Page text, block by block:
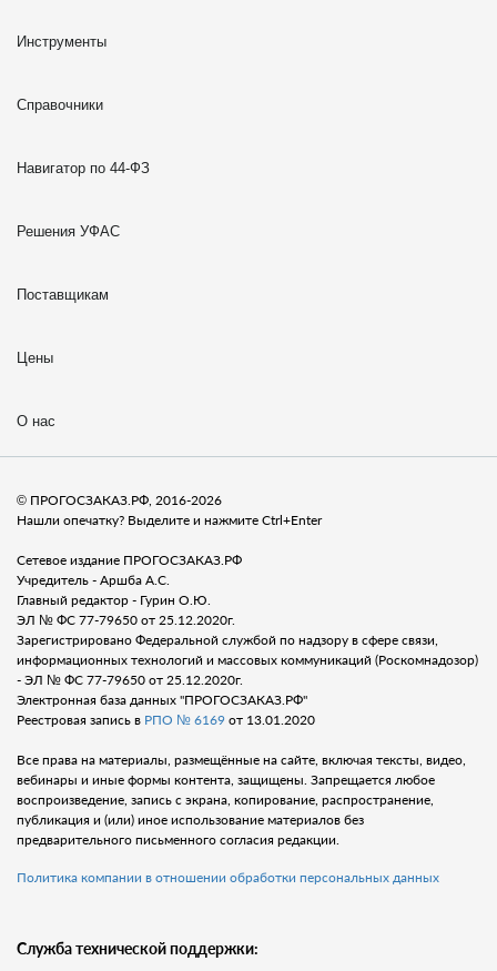
Инструменты
Справочники
Навигатор по 44-ФЗ
Решения УФАС
Поставщикам
Цены
О нас
© ПРОГОСЗАКАЗ.РФ, 2016-2026
Нашли опечатку? Выделите и нажмите Ctrl+Enter
Сетевое издание ПРОГОСЗАКАЗ.РФ
Учредитель - Аршба А.С.
Главный редактор - Гурин О.Ю.
ЭЛ № ФС 77-79650 от 25.12.2020г.
Зарегистрировано Федеральной службой по надзору в сфере связи,
информационных технологий и массовых коммуникаций (Роскомнадозор)
- ЭЛ № ФС 77-79650 от 25.12.2020г.
Электронная база данных "ПРОГОСЗАКАЗ.РФ"
Реестровая запись в РПО № 6169 от 13.01.2020
Все права на материалы, размещённые на сайте, включая тексты, видео,
вебинары и иные формы контента, защищены. Запрещается любое
воспроизведение, запись с экрана, копирование, распространение,
публикация и (или) иное использование материалов без
предварительного письменного согласия редакции.
Политика компании в отношении обработки персональных данных
Служба технической поддержки: